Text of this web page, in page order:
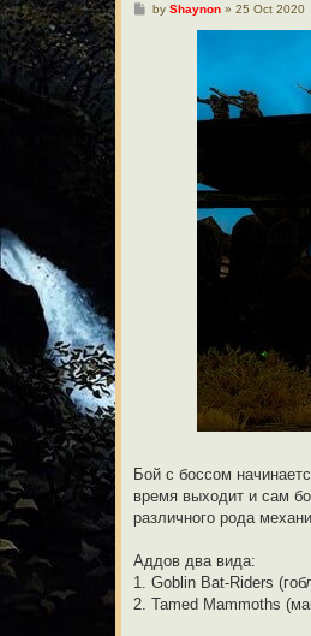
Pby Shaynon» 25 Oct 2020
Бой с боссом
время выходит и сам
различного рода
Аддов два вида:
1. Goblin Bat-Riders
2. Tamed Mammoths